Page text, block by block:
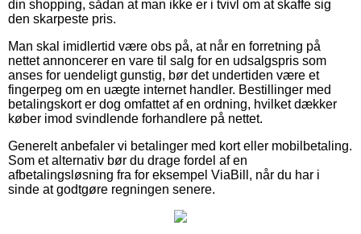
din shopping, sådan at man ikke er i tvivl om at skaffe sig
den skarpeste pris.
Man skal imidlertid være obs på, at når en forretning på
nettet annoncerer en vare til salg for en udsalgspris som
anses for uendeligt gunstig, bør det undertiden være et
fingerpeg om en uægte internet handler. Bestillinger med
betalingskort er dog omfattet af en ordning, hvilket dækker
køber imod svindlende forhandlere på nettet.
Generelt anbefaler vi betalinger med kort eller mobilbetaling.
Som et alternativ bør du drage fordel af en
afbetalingsløsning fra for eksempel ViaBill, når du har i
sinde at godtgøre regningen senere.